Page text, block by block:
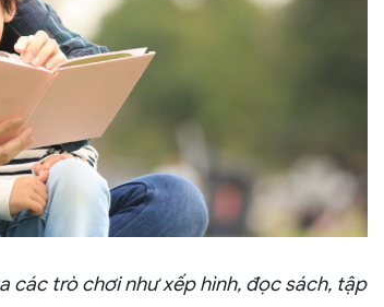
các trò chơi như xếp hình, đọc sách, tập